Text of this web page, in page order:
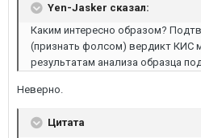
Yen-Jasker сказал:
Каким интересно образом?
(признать фолсом) вердикт КИС
результатам анализа образца
Неверно.
Цитата